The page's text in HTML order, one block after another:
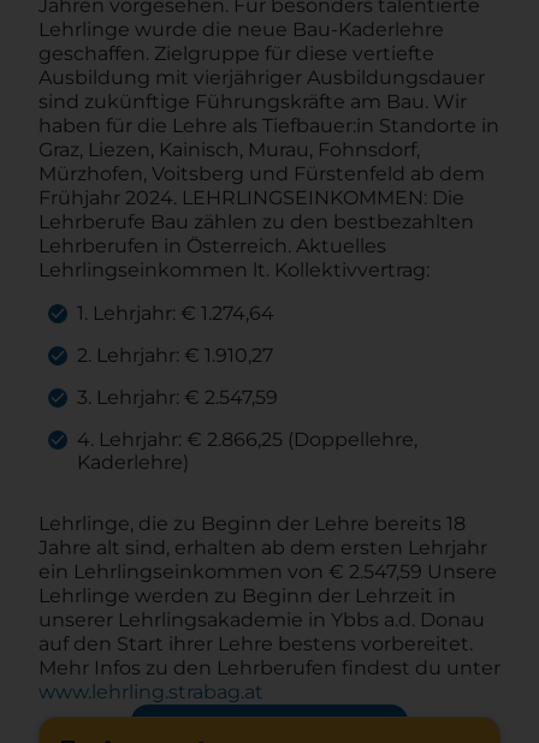
Jahren vorgesehen. Für besonders talentierte
Lehrlinge wurde die neue Bau-Kaderlehre
geschaffen. Zielgruppe für diese vertiefte
Ausbildung mit vierjähriger Ausbildungsdauer
sind zukünftige Führungskräfte am Bau. Wir
haben für die Lehre als Tiefbauer:in Standorte in
Graz, Liezen, Kainisch, Murau, Fohnsdorf,
Mürzhofen, Voitsberg und Fürstenfeld ab dem
Frühjahr 2024. LEHRLINGSEINKOMMEN: Die
Lehrberufe Bau zählen zu den bestbezahlten
Lehrberufen in Österreich. Aktuelles
Lehrlingseinkommen lt. Kollektivvertrag:
1. Lehrjahr: € 1.274,64
2. Lehrjahr: € 1.910,27
3. Lehrjahr: € 2.547,59
4. Lehrjahr: € 2.866,25 (Doppellehre,
Kaderlehre)
Lehrlinge, die zu Beginn der Lehre bereits 18
Jahre alt sind, erhalten ab dem ersten Lehrjahr
ein Lehrlingseinkommen von € 2.547,59 Unsere
Lehrlinge werden zu Beginn der Lehrzeit in
unserer Lehrlingsakademie in Ybbs a.d. Donau
auf den Start ihrer Lehre bestens vorbereitet.
Mehr Infos zu den Lehrberufen findest du unter
www.lehrling.strabag.at